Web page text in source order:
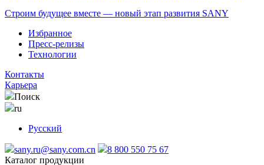
Строим будущее вместе — новый этап развития SANY
Избранное
Пресс-релизы
Технологии
Контакты
Карьера
Поиск
ru
Русский
sany.ru@sany.com.cn
8 800 550 75 67
Каталог продукции